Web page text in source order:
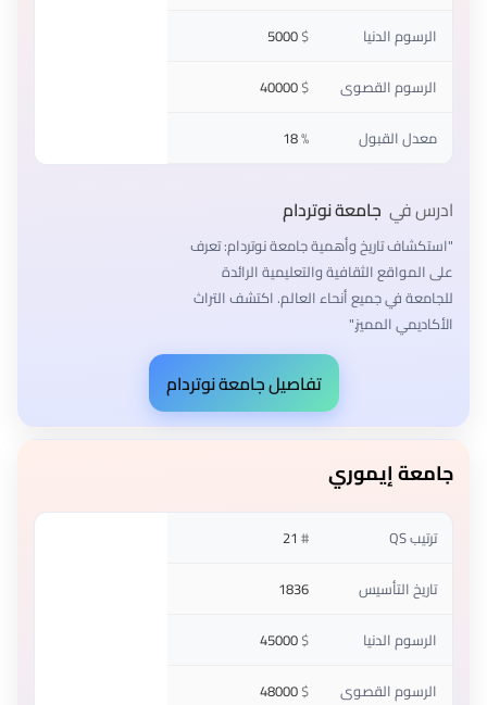
الرسوم الدنيا
$
5000
الرسوم القصوى
$
40000
معدل القبول
%
18
ادرس في جامعة نوتردام
"استكشاف تاريخ وأهمية جامعة نوتردام: تعرف
على المواقع الثقافية والتعليمية الرائدة
للجامعة في جميع أنحاء العالم. اكتشف التراث
الأكاديمي المميز."
تفاصيل جامعة نوتردام
جامعة إيموري
ترتيب QS #
تاريخ التأسيس
1836
الرسوم الدنيا
$
45000
الرسوم القصوى
$
48000